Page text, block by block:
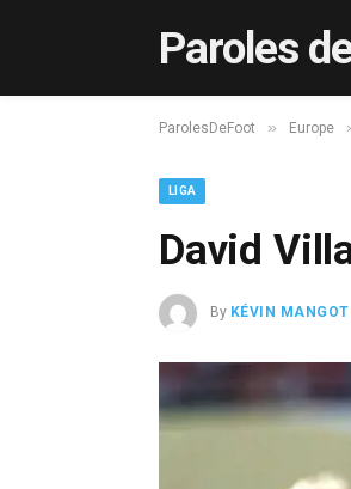
Paroles
ParolesDeFoot » Europe
LIGA
David
By KÉVIN MANGOT